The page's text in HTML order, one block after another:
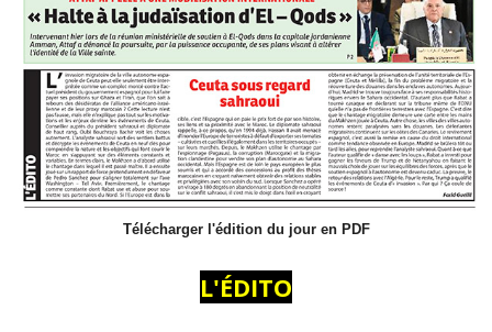
Télécharger l'édition du jour en PDF
L'ÉDITO